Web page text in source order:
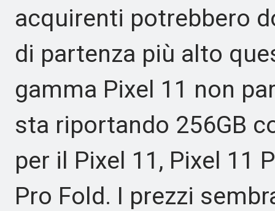
acquirenti potrebbero
di partenza più alto
gamma Pixel 11 non
sta riportando 256GB
per il Pixel 11, Pixel 11
Pro Fold. I prezzi